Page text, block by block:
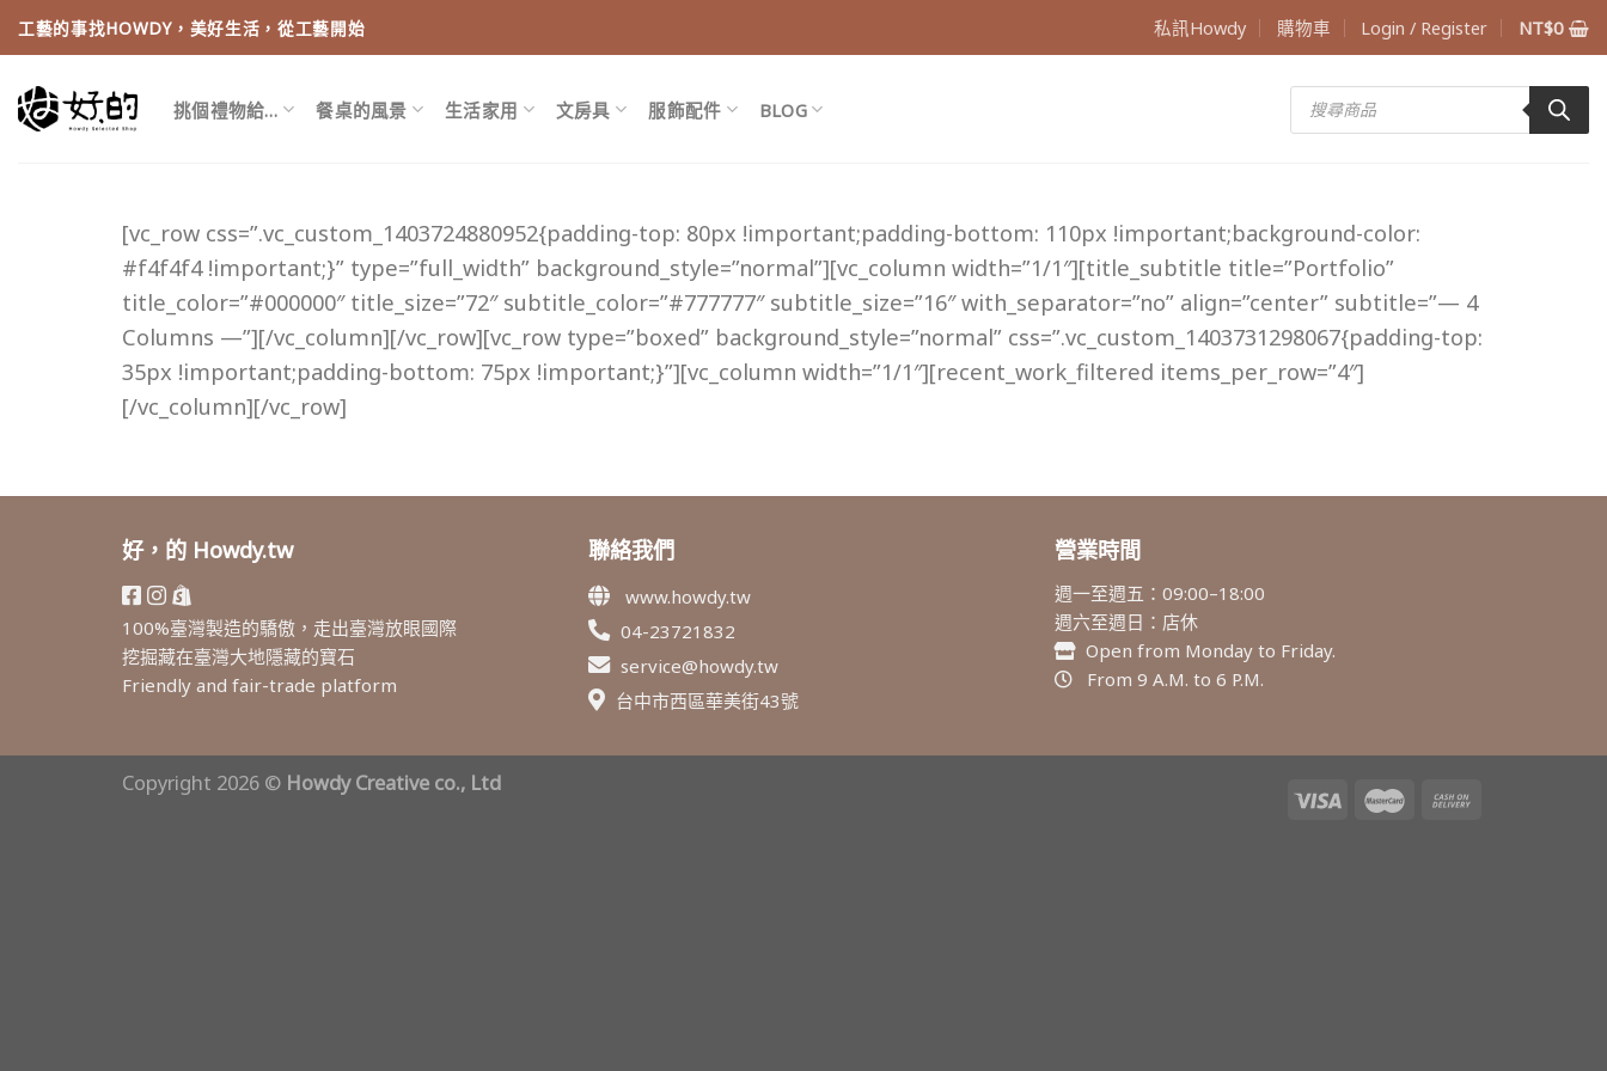
Skip
to
content
工藝的事找HOWDY，美好生活，從工藝開始 私訊Howdy 購物車 Login / Register NT$0
挑個禮物給… 餐桌的風景 生活家用 文房具 服飾配件 BLOG
Products
search
[vc_row css=”.vc_custom_1403724880952{padding-top: 80px !important;padding-bottom: 110px !important;background-color:
#f4f4f4 !important;}” type=”full_width” background_style=”normal”][vc_column width=”1/1″][title_subtitle title=”Portfolio”
title_color=”#000000″ title_size=”72″ subtitle_color=”#777777″ subtitle_size=”16″ with_separator=”no” align=”center” subtitle=”— 4
Columns —”][/vc_column][/vc_row][vc_row type=”boxed” background_style=”normal” css=”.vc_custom_1403731298067{padding-top:
35px !important;padding-bottom: 75px !important;}”][vc_column width=”1/1″][recent_work_filtered items_per_row=”4″]
[/vc_column][/vc_row]
好，的 Howdy.tw
100%臺灣製造的驕傲，走出臺灣放眼國際
挖掘藏在臺灣大地隱藏的寶石
Friendly and fair-trade platform
聯絡我們
www.howdy.tw
04-23721832
service@howdy.tw
台中市西區華美街43號
營業時間
週一至週五：09:00–18:00
週六至週日：店休
Open from Monday to Friday.
From 9 A.M. to 6 P.M.
Copyright 2026 © Howdy Creative co., Ltd